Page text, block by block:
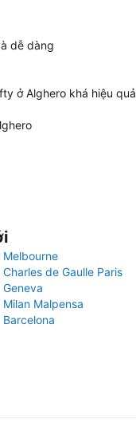
dễ dàng
ở Alghero khá hiệu quả
Melbourne
de Gaulle Paris
Malpensa